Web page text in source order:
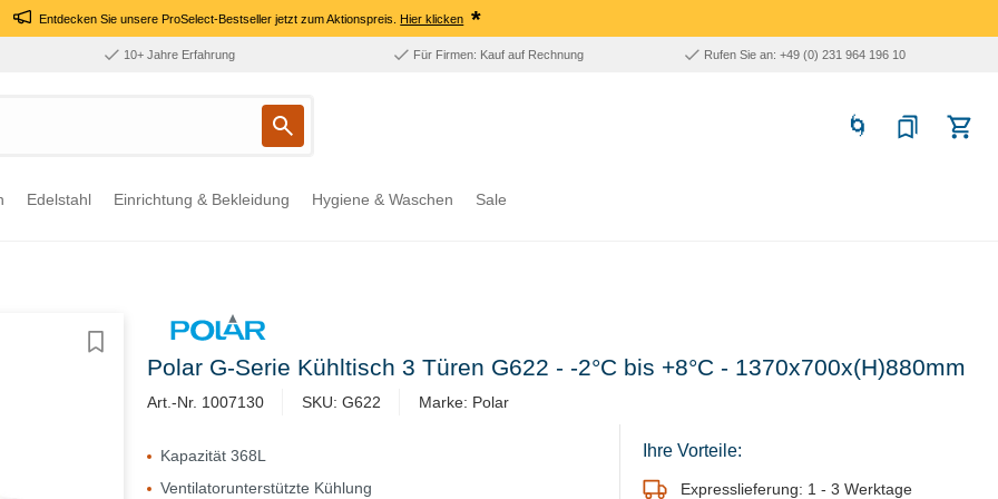
Entdecken Sie unsere ProSelect-Bestseller jetzt zum Aktionspreis.Hier klicken *
10+ Jahre Erfahrung Für Firmen: Kauf auf Rechnung Rufen Sie an: +49 (0) 231 964 196 10
Edelstahl Einrichtung & Bekleidung Hygiene & Waschen Sale
Polar G-Serie Kühltisch 3 Türen G622 - -2°C bis +8°C - 1370x700x(H)880mm
Art.-Nr. 1007130 SKU: G622 Marke: Polar
Kapazität 368L
Ventilatorunterstützte Kühlung
Ihre Vorteile:
Expresslieferung: 1 - 3 Werktage